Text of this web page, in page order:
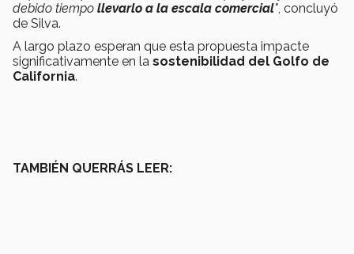
debido tiempo llevarlo a la escala comercial" , concluyó
de Silva.
A largo plazo esperan que esta propuesta impacte
significativamente en la sostenibilidad del Golfo de
California.
TAMBIÉN QUERRÁS LEER: